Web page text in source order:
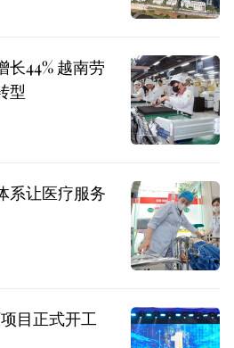
长44% 越南劳
型
系让医疗服务
目正式开工